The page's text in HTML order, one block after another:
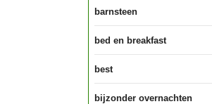
barnsteen
bed en breakfast
best
bijzonder overnachten